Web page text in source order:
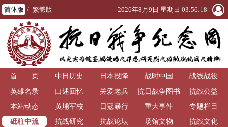
简体版 / 繁體版 2026年8月9日 星期日 03:56:19
首 页 中日历史 日本投降 战时中国
战线战役
英雄名录
口述回忆 关爱老兵
抗日战争图书
馆
抗战公益
本站动态
黄埔军校 日寇暴行 重大事件
专题栏目
砥柱中流
抗战研究 抗战论坛 场馆文物 抗战文化